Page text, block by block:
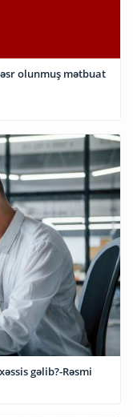
olunmuş mətbuat
gəlib?-Rəsmi